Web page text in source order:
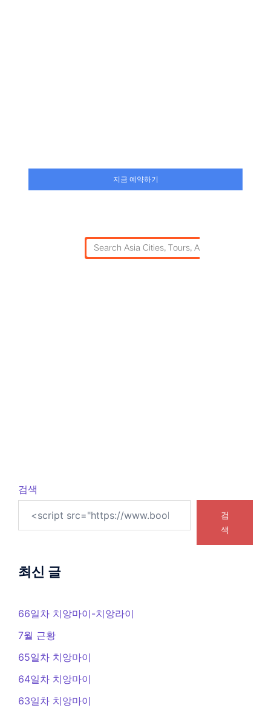
검색
검
색
최신 글
66일차 치앙마이-치앙라이
7월 근황
65일차 치앙마이
64일차 치앙마이
63일차 치앙마이